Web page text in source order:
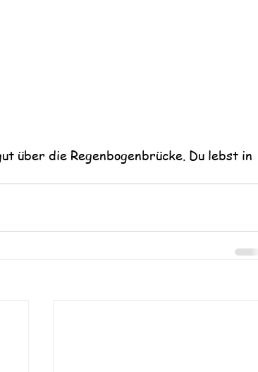
über die Regenbogenbrücke. Du lebst in